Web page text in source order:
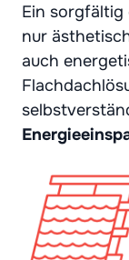
Ein
nur
auch